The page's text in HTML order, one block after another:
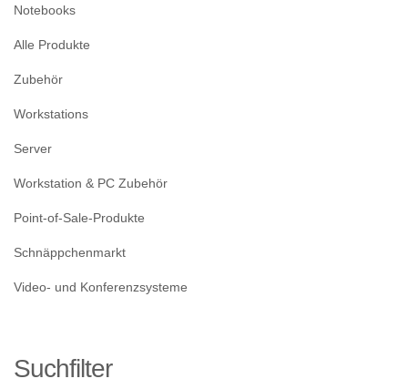
Notebooks
Alle Produkte
Zubehör
Workstations
Server
Workstation & PC Zubehör
Point-of-Sale-Produkte
Schnäppchenmarkt
Video- und Konferenzsysteme
Suchfilter